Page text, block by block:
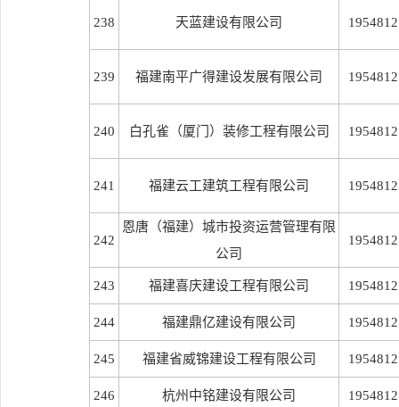
238 天蓝建设有限公司 1954812
239 福建南平广得建设发展有限公司 1954812
240 白孔雀（厦门）装修工程有限公司 1954812
241 福建云工建筑工程有限公司 1954812
242
恩唐（福建）城市投资运营管理有限
公司
1954812
243 福建喜庆建设工程有限公司 1954812
244 福建鼎亿建设有限公司 1954812
245 福建省威锦建设工程有限公司 1954812
246 杭州中铭建设有限公司 1954812